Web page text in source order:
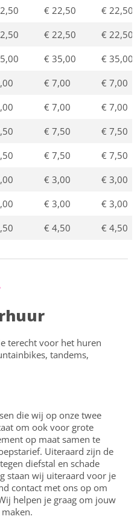
€ 22,50
€ 22,50
€ 22,50
€ 22,50
€ 35,00
€ 35,00
€ 7,00
€ 7,00
€ 7,00
€ 7,00
€ 7,50
€ 7,50
€ 7,50
€ 7,50
€ 3,00
€ 3,00
€ 3,00
€ 3,00
€ 4,50 € 4,50
terecht voor het huren
tandems,
die wij op onze twee
om ook voor grote
op maat samen te
Uiteraard zijn de
diefstal en schade
staan wij uiteraard voor je
contact met ons op om
helpen je graag om jouw